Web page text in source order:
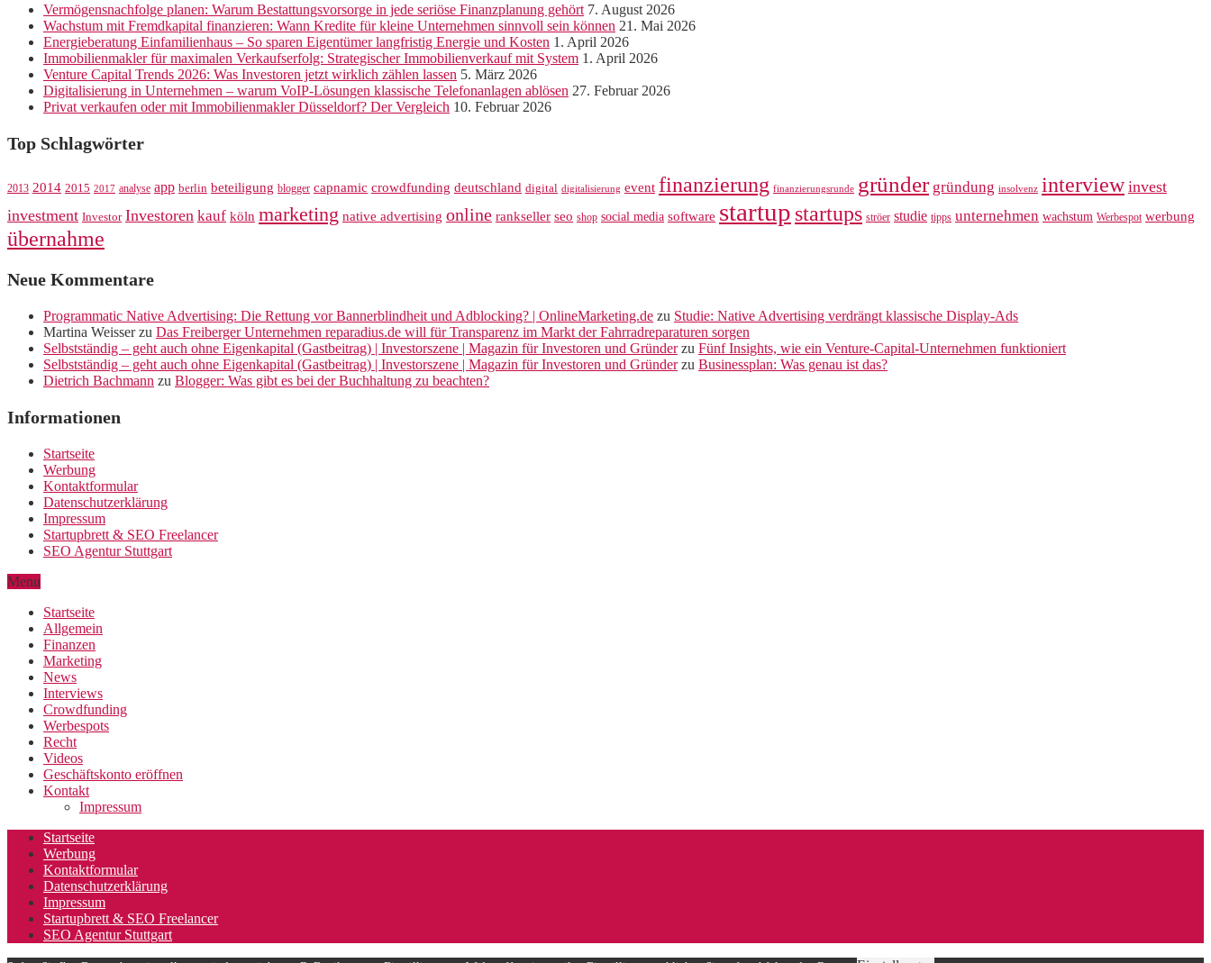
Vermögensnachfolge planen: Warum Bestattungsvorsorge in jede seriöse Finanzplanung gehört 7. August 2026
Wachstum mit Fremdkapital finanzieren: Wann Kredite für kleine Unternehmen sinnvoll sein können 21. Mai 2026
Energieberatung Einfamilienhaus – So sparen Eigentümer langfristig Energie und Kosten 1. April 2026
Immobilienmakler für maximalen Verkaufserfolg: Strategischer Immobilienverkauf mit System 1. April 2026
Venture Capital Trends 2026: Was Investoren jetzt wirklich zählen lassen 5. März 2026
Digitalisierung in Unternehmen – warum VoIP-Lösungen klassische Telefonanlagen ablösen 27. Februar 2026
Privat verkaufen oder mit Immobilienmakler Düsseldorf? Der Vergleich 10. Februar 2026
Top Schlagwörter
2013 2014 2015 2017 analyse app berlin beteiligung blogger capnamic crowdfunding deutschland digital digitalisierung event finanzierung finanzierungsrunde gründer gründung insolvenz interview invest
investment Investor Investoren kauf köln marketing native advertising online rankseller seo shop social media software startup startups ströer studie tipps unternehmen wachstum Werbespot werbung
übernahme
Neue Kommentare
Programmatic Native Advertising: Die Rettung vor Bannerblindheit und Adblocking? | OnlineMarketing.de zu Studie: Native Advertising verdrängt klassische Display-Ads
Martina Weisserzu Das Freiberger Unternehmen reparadius.de will für Transparenz im Markt der Fahrradreparaturen sorgen
Selbstständig – geht auch ohne Eigenkapital (Gastbeitrag) | Investorszene | Magazin für Investoren und Gründerzu Fünf Insights, wie ein Venture-Capital-Unternehmen funktioniert
Selbstständig – geht auch ohne Eigenkapital (Gastbeitrag) | Investorszene | Magazin für Investoren und Gründerzu Businessplan: Was genau ist das?
Dietrich Bachmann zu Blogger: Was gibt es bei der Buchhaltung zu beachten?
Informationen
Startseite
Werbung
Kontaktformular
Datenschutzerklärung
Impressum
Startupbrett & SEO Freelancer
SEO Agentur Stuttgart
Menu
Startseite
Allgemein
Finanzen
Marketing
News
Interviews
Crowdfunding
Werbespots
Recht
Videos
Geschäftskonto eröffnen
Kontakt
Impressum
Startseite
Werbung
Kontaktformular
Datenschutzerklärung
Impressum
Startupbrett & SEO Freelancer
SEO Agentur Stuttgart